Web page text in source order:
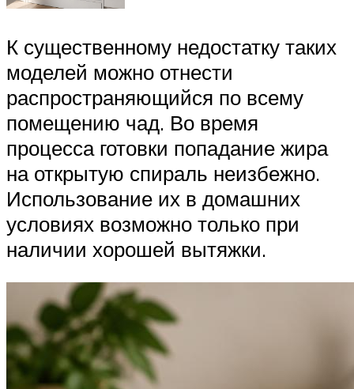
К существенному недостатку таких
моделей можно отнести
распространяющийся по всему
помещению чад. Во время
процесса готовки попадание жира
на открытую спираль неизбежно.
Использование их в домашних
условиях возможно только при
наличии хорошей вытяжки.